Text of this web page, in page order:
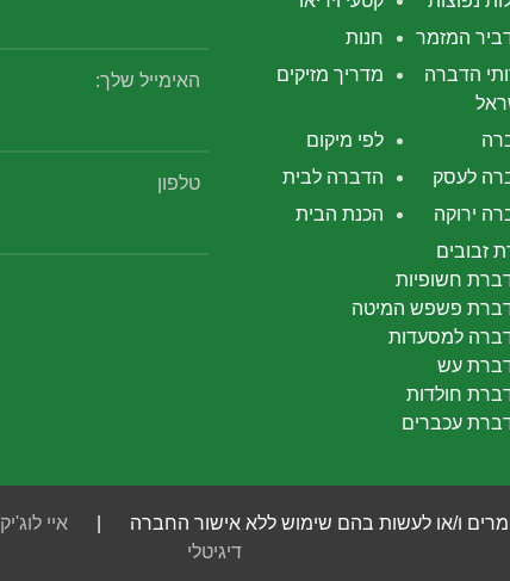
חנות
המזמר
מדריך מזיקים
הדברה
לפי מיקום
הדברה לבית
לעסק
הכנת הבית
ירוקה
זבובים
חשופיות
פשפש המיטה
למסעדות
עש
חולדות
עכברים
האימייל שלך:
טלפון
חומרים ו/או לעשות בהם שימוש ללא אישור החברה |איי לוג'יק
דיגיטלי